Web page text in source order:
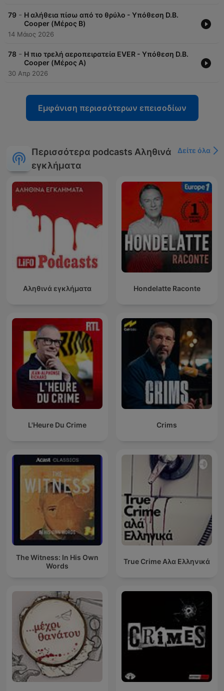
79 - Η αλήθεια πίσω από το θρύλο - Υπόθεση D.B.
Cooper (Μέρος Β)
14 Μάιος 2026
78 - Η πιο τρελή αεροπειρατεία EVER - Υπόθεση D.B.
Cooper (Μέρος Α)
30 Απρ 2026
Εμφάνιση περισσότερων επεισοδίων
Περισσότερα podcasts Αληθινά
εγκλήματα
Δείτε όλα
Αληθινά εγκλήματα Hondelatte Raconte
L'Heure Du Crime Crims
The Witness: In His Own
Words
True Crime Αλα Ελληνικά